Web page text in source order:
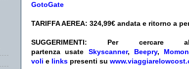
GotoGate
TARIFFA AEREA: 324,99€ andata e ritorno a
SUGGERIMENTI: Per
partenza usate Skyscanner, Beepry,
voli e links presenti su